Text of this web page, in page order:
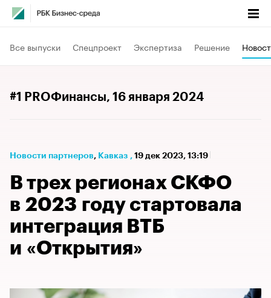
Все выпуски Спецпроект Экспертиза Решение
#1 PROФинансы, 16 января 2024
Новости партнеров⁠, Кавказ , 19 дек 2023, 13:19
В трех регионах СКФО
в 2023 году стартовала
интеграция ВТБ
и «Открытия»